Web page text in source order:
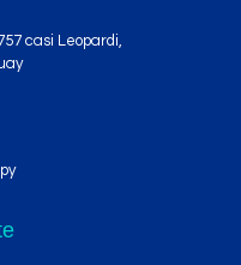
casi Leopardi,